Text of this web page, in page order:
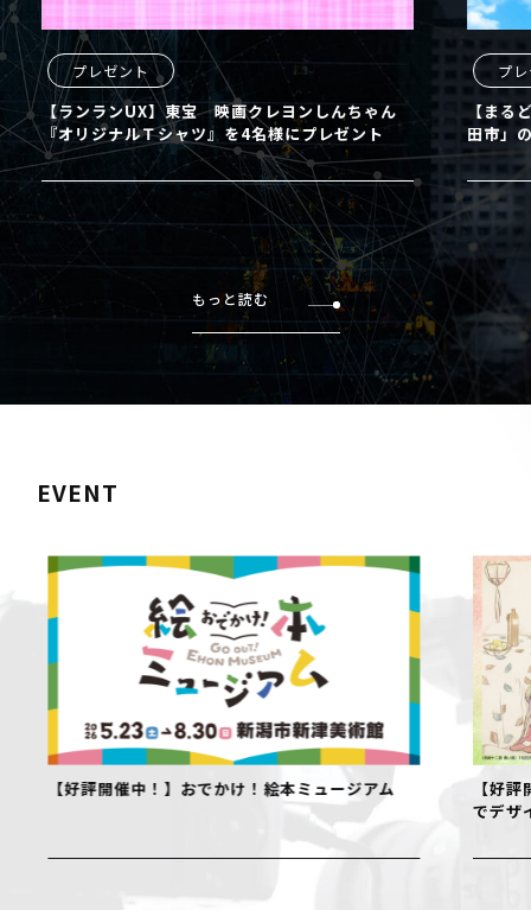
プレゼント
【ランランUX】東宝 映画クレヨンしんちゃん
『オリジナルＴシャツ』を4名様にプレゼント
プ
【まる
田市」
もっと読む
EVENT
【好評開催中！】おでかけ！絵本ミュージアム
【好評
でデザ